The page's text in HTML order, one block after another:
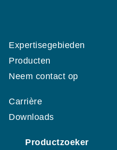
Expertisegebieden
Producten
Neem contact op
Carrière
Downloads
Productzoeker